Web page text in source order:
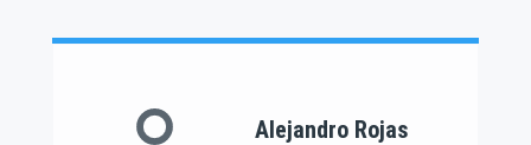
Alejandro Rojas